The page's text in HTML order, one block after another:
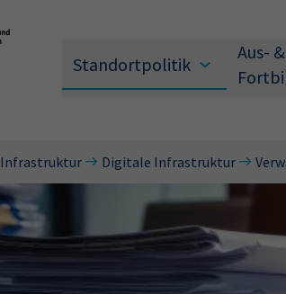
Standortpolitik
Aus- &
Wonach suchen
Infrastruktur Digitale Infrastruktur